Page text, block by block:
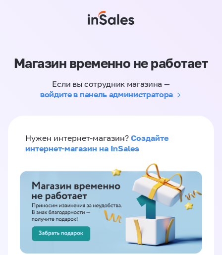
Магазин временно не работает
Если вы сотрудник магазина —
войдите в панель администратора
Нужен интернет-магазин? Создайте
интернет-магазин на InSales